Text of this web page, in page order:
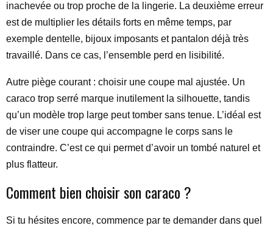
inachevée ou trop proche de la lingerie. La deuxième erreur
est de multiplier les détails forts en même temps, par
exemple dentelle, bijoux imposants et pantalon déjà très
travaillé. Dans ce cas, l’ensemble perd en lisibilité.
Autre piège courant : choisir une coupe mal ajustée. Un
caraco trop serré marque inutilement la silhouette, tandis
qu’un modèle trop large peut tomber sans tenue. L’idéal est
de viser une coupe qui accompagne le corps sans le
contraindre. C’est ce qui permet d’avoir un tombé naturel et
plus flatteur.
Comment bien choisir son caraco ?
Si tu hésites encore, commence par te demander dans quel